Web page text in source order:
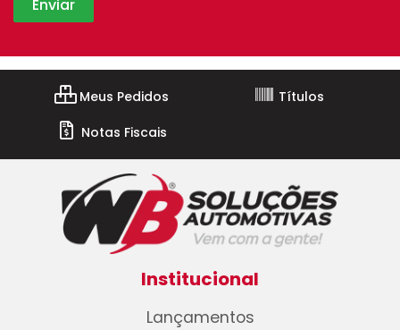
Meus Pedidos
Títulos
Notas Fiscais
Institucional
Lançamentos